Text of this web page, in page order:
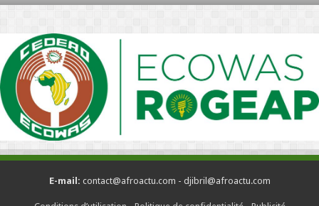
E-mail: contact@afroactu.com - djibril@afroactu.com